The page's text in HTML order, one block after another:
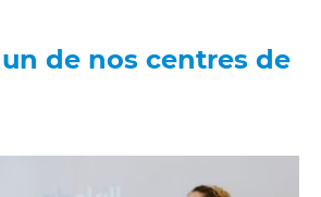
de nos centres de